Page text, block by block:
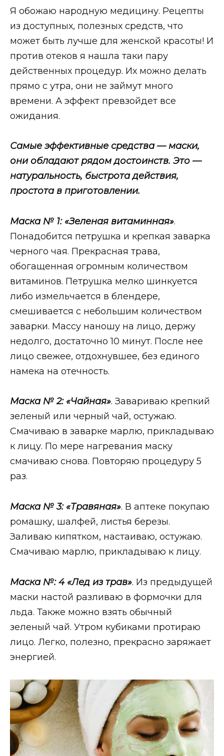
Я обожаю народную медицину. Рецепты
из доступных, полезных средств, что
может быть лучше для женской красоты! И
против отеков я нашла таки пару
действенных процедур. Их можно делать
прямо с утра, они не займут много
времени. А эффект превзойдет все
ожидания.
Самые эффективные средства — маски,
они обладают рядом достоинств. Это —
натуральность, быстрота действия,
простота в приготовлении.
Маска № 1:«Зеленая витаминная».
Понадобится петрушка и крепкая заварка
черного чая. Прекрасная трава,
обогащенная огромным количеством
витаминов. Петрушка мелко шинкуется
либо измельчается в блендере,
смешивается с небольшим количеством
заварки. Массу наношу на лицо, держу
недолго, достаточно 10 минут. После нее
лицо свежее, отдохнувшее, без единого
намека на отечность.
Маска № 2:«Чайная». Завариваю крепкий
зеленый или черный чай, остужаю.
Смачиваю в заварке марлю, прикладываю
к лицу. По мере нагревания маску
смачиваю снова. Повторяю процедуру 5
раз.
Маска № 3:«Травяная». В аптеке покупаю
ромашку, шалфей, листья березы.
Заливаю кипятком, настаиваю, остужаю.
Смачиваю марлю, прикладываю к лицу.
Маска №: 4«Лед из трав». Из предыдущей
маски настой разливаю в формочки для
льда. Также можно взять обычный
зеленый чай. Утром кубиками протираю
лицо. Легко, полезно, прекрасно заряжает
энергией.